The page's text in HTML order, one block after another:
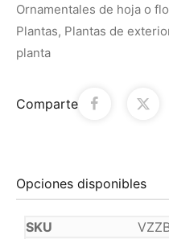
Ornamentales de hoja o
Plantas, Plantas de
planta
Comparte
Opciones disponibles